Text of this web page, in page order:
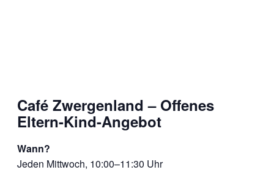
Café Zwergenland – Offenes
Eltern-Kind-Angebot
Wann?
Jeden Mittwoch, 10:00–11:30 Uhr